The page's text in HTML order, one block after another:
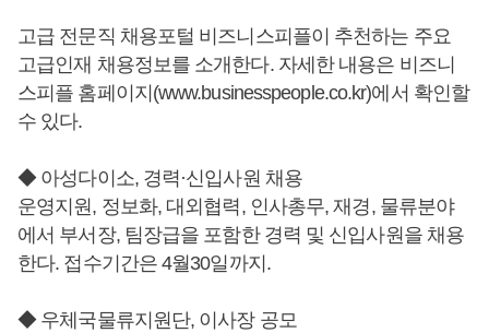
고급 전문직 채용포털 비즈니스피플이 추천하는 주요
고급인재 채용정보를 소개한다. 자세한 내용은 비즈니
스피플 홈페이지(www.businesspeople.co.kr)에서 확인할
수 있다.
◆ 아성다이소, 경력·신입사원 채용
운영지원, 정보화, 대외협력, 인사총무, 재경, 물류분야
에서 부서장, 팀장급을 포함한 경력 및 신입사원을 채용
한다. 접수기간은 4월30일까지.
◆ 우체국물류지원단, 이사장 공모